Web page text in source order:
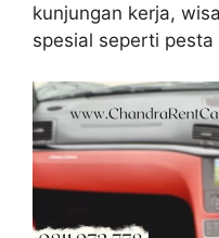
kunjungan kerja,
spesial seperti pesta